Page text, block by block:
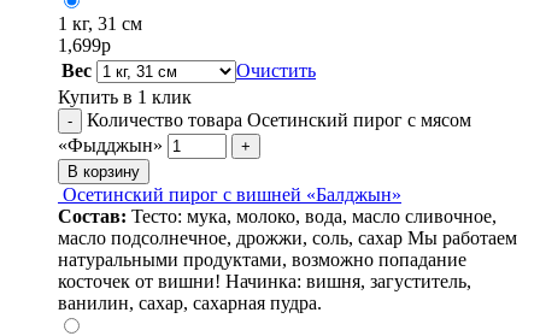
1 кг, 31 см
1,699р
Вес
Очистить
Купить в 1 клик
-
Количество товара Осетинский пирог с мясом
«Фыдджын»
+
В корзину
Осетинский пирог с вишней «Балджын»
Состав: Тесто: мука, молоко, вода, масло сливочное,
масло подсолнечное, дрожжи, соль, сахар Мы работаем
натуральными продуктами, возможно попадание
косточек от вишни! Начинка: вишня, загуститель,
ванилин, сахар, сахарная пудра.